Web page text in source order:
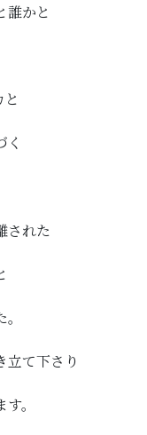
誰かと
く
された
立て下さり
。